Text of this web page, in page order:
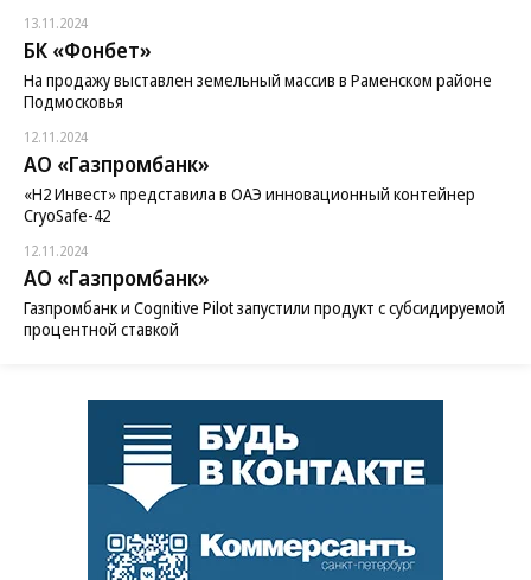
13.11.2024
БК «Фонбет»
На продажу выставлен земельный массив в Раменском районе
Подмосковья
12.11.2024
АО «Газпромбанк»
«H2 Инвест» представила в ОАЭ инновационный контейнер
CryoSafe-42
12.11.2024
АО «Газпромбанк»
Газпромбанк и Cognitive Pilot запустили продукт с субсидируемой
процентной ставкой